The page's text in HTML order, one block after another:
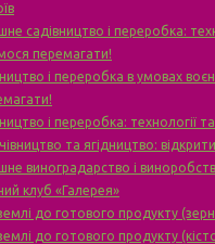
садівництво і переробка:
перемагати!
і переробка в умовах
і переробка: технології та
та ягідництво:
виноградарство і
клуб «Галерея»
до готового продукту
до готового продукту